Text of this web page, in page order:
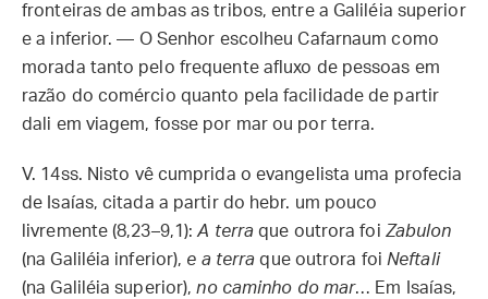
fronteiras de ambas as tribos, entre a Galiléia superior
e a inferior. — O Senhor escolheu Cafarnaum como
morada tanto pelo frequente afluxo de pessoas em
razão do comércio quanto pela facilidade de partir
dali em viagem, fosse por mar ou por terra.
V. 14ss. Nisto vê cumprida o evangelista uma profecia
de Isaías, citada a partir do hebr. um pouco
livremente (8,23–9,1):A terra que outrora foi Zabulon
(na Galiléia inferior), e a terra que outrora foi Neftali
(na Galiléia superior),no caminho do mar… Em Isaías,